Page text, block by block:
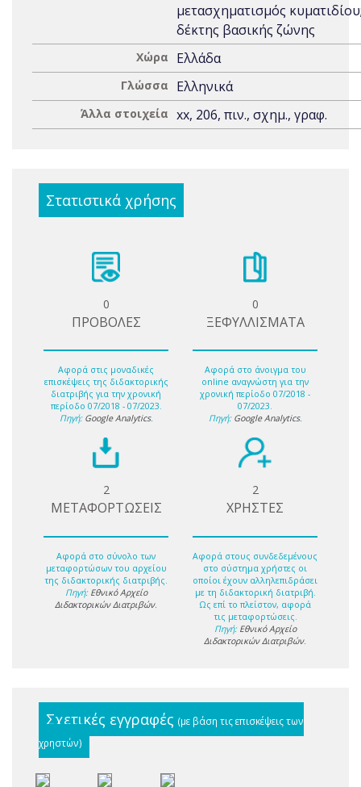
μετασχηματισμός
δέκτης βασικής ζώνης
Χώρα Ελλάδα
Γλώσσα Ελληνικά
Άλλα στοιχεία xx, 206, πιν., σχημ., γραφ.
Στατιστικά χρήσης
0
ΠΡΟΒΟΛΕΣ
Αφορά στις μοναδικές
επισκέψεις της διδακτορικής
διατριβής για την χρονική
περίοδο 07/2018 - 07/2023.
Πηγή: Google Analytics.
0
ΞΕΦΥΛΛΙΣΜΑΤΑ
Αφορά στο άνοιγμα του
online αναγνώστη για την
χρονική περίοδο 07/2018 -
07/2023.
Πηγή: Google Analytics.
2
ΜΕΤΑΦΟΡΤΩΣΕΙΣ
Αφορά στο σύνολο των
μεταφορτώσων του αρχείου
της διδακτορικής διατριβής.
Πηγή: Εθνικό Αρχείο
Διδακτορικών Διατριβών.
2
ΧΡΗΣΤΕΣ
Αφορά στους συνδεδεμένους
στο σύστημα χρήστες οι
οποίοι έχουν αλληλεπιδράσει
με τη διδακτορική διατριβή.
Ως επί το πλείστον, αφορά
τις μεταφορτώσεις.
Πηγή: Εθνικό Αρχείο
Διδακτορικών Διατριβών.
Σχετικές εγγραφές (με βάση τις επισκέψεις των
χρηστών)